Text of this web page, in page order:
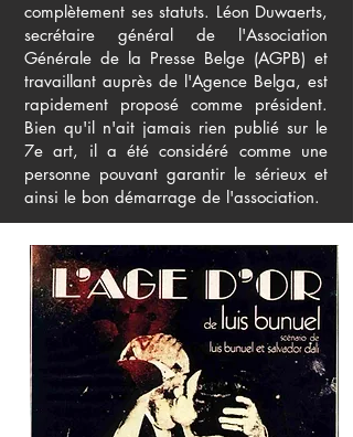
complètement ses statuts. Léon Duwaerts,
secrétaire général de l'Association
Générale de la Presse Belge (AGPB) et
travaillant auprès de l'Agence Belga, est
rapidement proposé comme président.
Bien qu'il n'ait jamais rien publié sur le
7e art, il a été considéré comme une
personne pouvant garantir le sérieux et
ainsi le bon démarrage de l'association.